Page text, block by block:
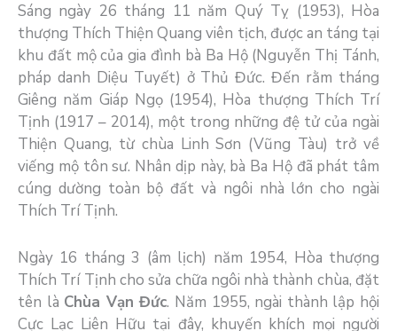
Sáng ngày 26 tháng 11 năm Quý Tỵ (1953), Hòa
thượng Thích Thiện Quang viên tịch, được an táng tại
khu đất mộ của gia đình bà Ba Hộ (Nguyễn Thị Tánh,
pháp danh Diệu Tuyết) ở Thủ Đức. Đến rằm tháng
Giêng năm Giáp Ngọ (1954), Hòa thượng Thích Trí
Tịnh (1917 – 2014), một trong những đệ tử của ngài
Thiện Quang, từ chùa Linh Sơn (Vũng Tàu) trở về
viếng mộ tôn sư. Nhân dịp này, bà Ba Hộ đã phát tâm
cúng dường toàn bộ đất và ngôi nhà lớn cho ngài
Thích Trí Tịnh.
Ngày 16 tháng 3 (âm lịch) năm 1954, Hòa thượng
Thích Trí Tịnh cho sửa chữa ngôi nhà thành chùa, đặt
tên là Chùa Vạn Đức. Năm 1955, ngài thành lập hội
Cực Lạc Liên Hữu tại đây, khuyến khích mọi người